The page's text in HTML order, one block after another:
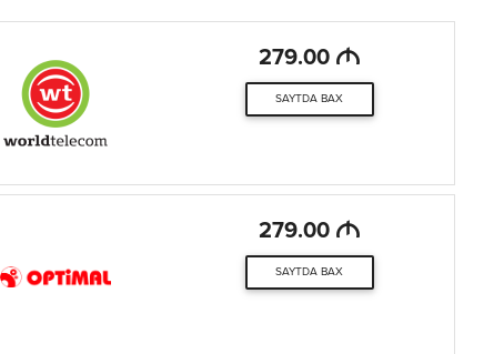
279.00 M
SAYTDA BAX
279.00 M
SAYTDA BAX